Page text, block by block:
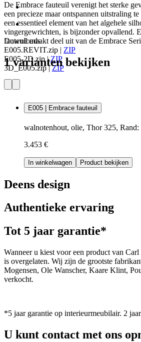
Downloads
E005.REVIT.zip | ZIP
E005-2D.zip|ZIP
3D_E005.zip|ZIP
De Embrace fauteuil verenigt het sterke
een precieze maar ontspannen uitstraling
een essentieel element van het algehele
vingergewrichten, is bijzonder opvallend.
fauteuil maakt deel uit van de Embrace
1 varianten bekijken
E005 | Embrace fauteuil
walnotenhout, olie, Thor 325, Rand:
3.453 €
In winkelwagen Product bekijken
Deens design
Authentieke ervaring
Tot 5 jaar garantie*
Wanneer u kiest voor een product van
is overgelaten. Wij zijn de grootste
Mogensen, Ole Wanscher, Kaare Klint,
verkocht.
*5 jaar garantie op interieurmeubilair. 2
U kunt contact met ons